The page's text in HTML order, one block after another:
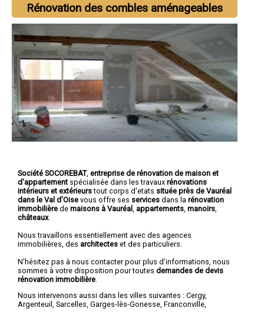
Rénovation des combles aménageables
Société SOCOREBAT, entreprise de rénovation de maison et
d'appartement spécialisée dans les travaux rénovations
intérieurs et extérieurstout corps d'etats située près de Vauréal
dans le Val d'Oise vous offre ses services dans la rénovation
immobilière de maisons à Vauréal appartements manoirs
châteaux.
Nous travaillons essentiellement avec des agences
immobilières, des architectes et des particuliers.
N'hésitez pas à nous contacter pour plus d'informations, nous
sommes à votre disposition pour toutes demandes de devis
rénovation immobilière
Nous intervenons aussi dans les villes suivantes : Cergy,
Argenteuil , Sarcelles, Garges-lès-Gonesse, Franconville,